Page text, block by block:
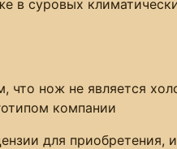
в суровых
что нож не является
компании
для